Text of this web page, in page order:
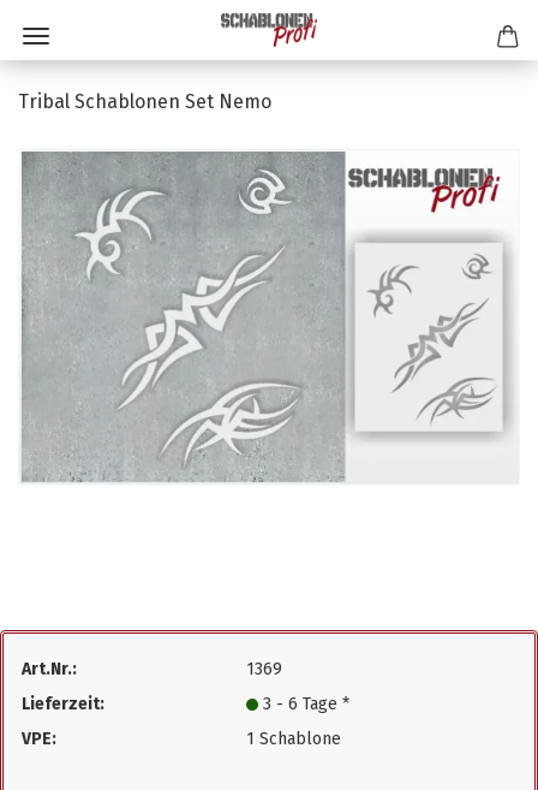
Tribal Schablonen Set Nemo
Art.Nr.:
1369
Lieferzeit:
3 - 6 Tage *
VPE:
1 Schablone